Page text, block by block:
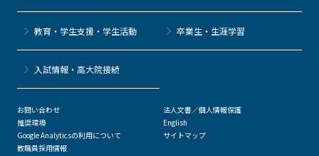
教育・学生支援・学生活動 卒業生・生涯学習
⼊試情報・高大院接続
お問い合わせ
推奨環境
Google Analyticsの利用について
教職員採用情報
法人文書／個人情報保護
English
サイトマップ